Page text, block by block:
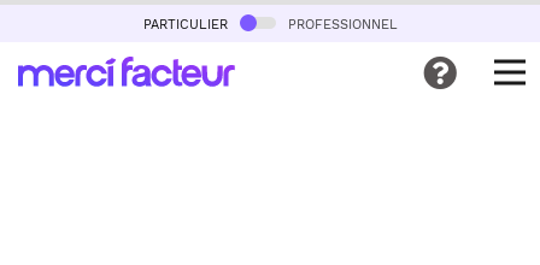
particulier professionnel